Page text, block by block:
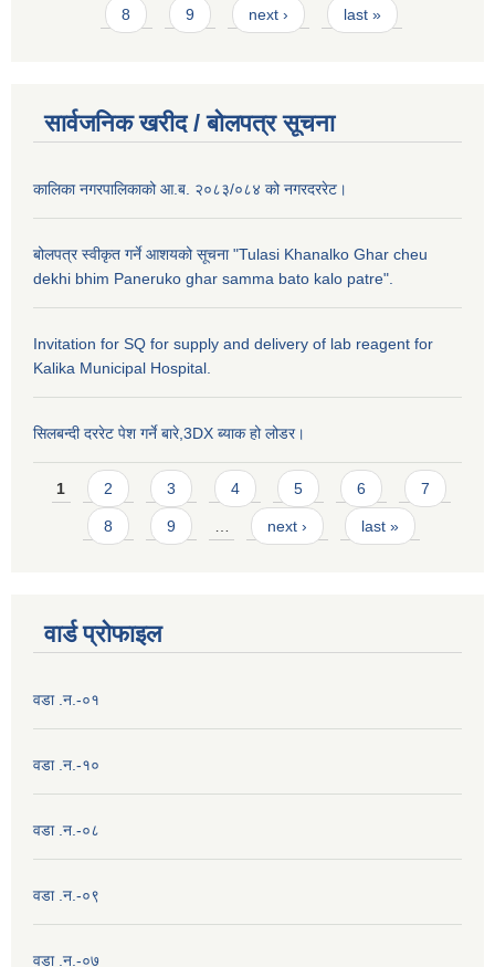
8 9 next › last »
सार्वजनिक खरीद / बाेलपत्र सूचना
कालिका नगरपालिकाको आ.ब. २०८३/०८४ को नगरदररेट।
बोलपत्र स्वीकृत गर्ने आशयको सूचना "Tulasi Khanalko Ghar cheu
dekhi bhim Paneruko ghar samma bato kalo patre".
Invitation for SQ for supply and delivery of lab reagent for
Kalika Municipal Hospital.
सिलबन्दी दररेट पेश गर्ने बारे,3DX ब्याक हो लोडर।
Pages
1 2 3 4 5 6 7
8 9 next › last »
वार्ड प्राेफाइल
वडा .न.-०१
वडा .न.-१०
वडा .न.-०८
वडा .न.-०९
वडा .न.-०७